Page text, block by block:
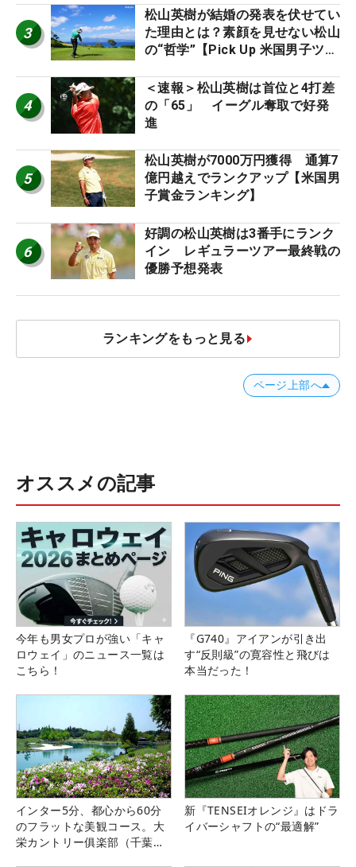
3
松山英樹が結婚の発表を伏せてい
た理由とは？素顔を見せない松山
の“哲学”【Pick Up 米国男子ツア
4
＜速報＞松山英樹は首位と4打差
の「65」 イーグル奪取で好発
進
5
松山英樹が7000万円獲得 通算7
億円越えでランクアップ【米国男
子賞金ランキング】
6
好調の松山英樹は3番手にランク
イン レギュラーツアー最終戦の
優勝予想発表
ランキングをもっと見る
ページ上部へ
オススメの記事
今年も男女プロが強い「キャ
ロウェイ」のニュース一覧は
こちら！
『G740』アイアンが引き出
す“反則級”の寛容性と飛びは
本当だった！
インター5分、都心から60分
のフラットな美観コース。大
栄カントリー俱楽部（千葉
新『TENSEIオレンジ』はドラ
イバーシャフトの“最適解”